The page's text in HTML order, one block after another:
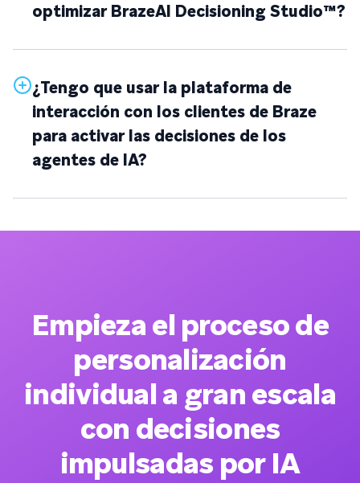
optimizar BrazeAI Decisioning Studio™?
¿Tengo que usar la plataforma de
interacción con los clientes de Braze
para activar las decisiones de los
agentes de IA?
Empieza el proceso de
personalización
individual a gran escala
con decisiones
impulsadas por IA